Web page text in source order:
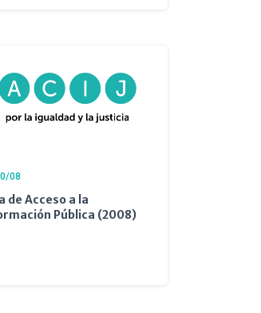
08
de Acceso a la
Pública (2008)